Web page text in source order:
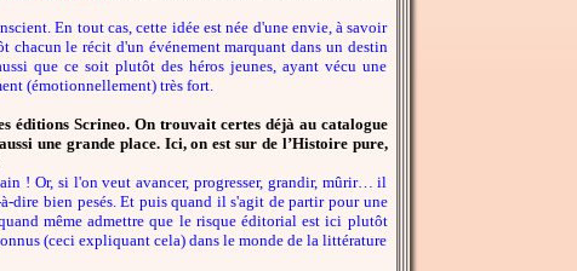
En tout cas, cette idée est née d'une envie, à savoir
chacun le récit d'un événement marquant dans un destin
que ce soit plutôt des héros jeunes, ayant vécu une
(émotionnellement) très fort.
éditions Scrineo. On trouvait certes déjà au catalogue
une grande place. Ici, on est sur de l’Histoire pure,
! Or, si l'on veut avancer, progresser, grandir, mûrir… il
dire bien pesés. Et puis quand il s'agit de partir pour une
même admettre que le risque éditorial est ici plutôt
(ceci expliquant cela) dans le monde de la littérature